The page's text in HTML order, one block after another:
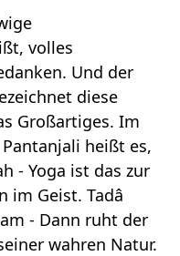
volles
Und der
diese
Großartiges. Im
heißt es,
- Yoga ist das zur
im Geist. Tadâ
- Dann ruht der
wahren Natur.